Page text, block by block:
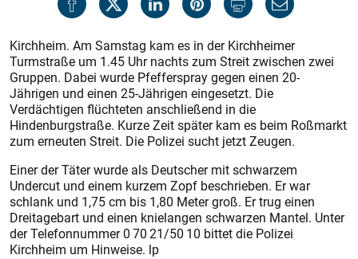
Kirchheim. Am Samstag kam es in der Kirchheimer
Turmstraße um 1.45 Uhr nachts zum Streit zwischen zwei
Gruppen. Dabei wurde Pfefferspray gegen einen 20-
Jährigen und einen 25-Jährigen eingesetzt. Die
Verdächtigen flüchteten anschließend in die
Hindenburgstraße. Kurze Zeit später kam es beim Roßmarkt
zum erneuten Streit. Die Polizei sucht jetzt Zeugen.
Einer der Täter wurde als Deutscher mit schwarzem
Undercut und einem kurzem Zopf beschrieben. Er war
schlank und 1,75 cm bis 1,80 Meter groß. Er trug einen
Dreitagebart und einen knielangen schwarzen Mantel. Unter
der Telefonnummer 0 70 21/50 10 bittet die Polizei
Kirchheim um Hinweise. lp